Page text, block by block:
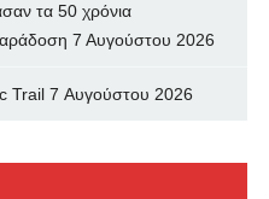
τα 50 χρόνια
7 Αυγούστου 2026
Trail 7 Αυγούστου 2026